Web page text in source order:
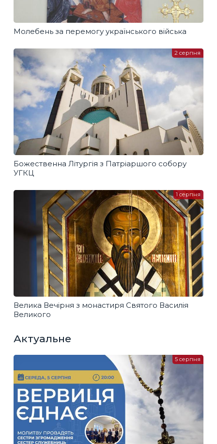
Молебень за перемогу українського війська
Божественна Літургія з Патріаршого собору
УГКЦ
2 серпня
Велика Вечірня з монастиря Святого Василія
Великого
1 серпня
Актуальне
5 серпня